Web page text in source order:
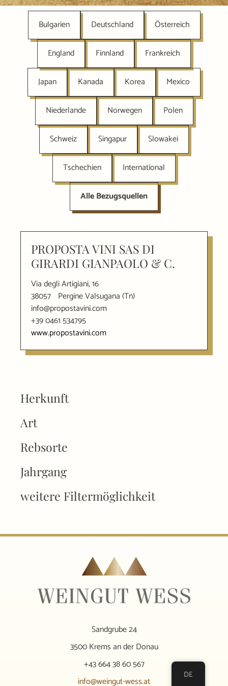
Bulgarien Deutschland Österreich
England Finnland Frankreich
Japan Kanada Korea Mexico
Niederlande Norwegen Polen
Schweiz Singapur Slowakei
Tschechien International
Alle Bezugsquellen
PROPOSTA VINI SAS DI
GIRARDI GIANPAOLO & C.
Via degli Artigiani, 16
38057 Pergine Valsugana (Tn)
info@propostavini.com
+39 0461 534795
www.propostavini.com
Herkunft
Art
Rebsorte
Jahrgang
weitere Filtermöglichkeit
Sandgrube 24
3500 Krems an der Donau
+43 664 38 60 567
info@weingut-wess.at
DE